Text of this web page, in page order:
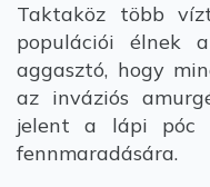
Taktaköz több
populációi élnek
aggasztó, hogy
az inváziós
jelent a lápi póc
fennmaradására.